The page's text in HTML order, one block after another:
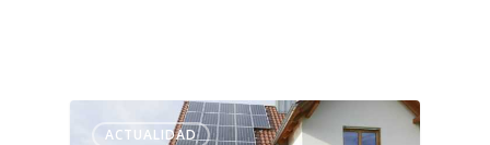
ACTUALIDAD